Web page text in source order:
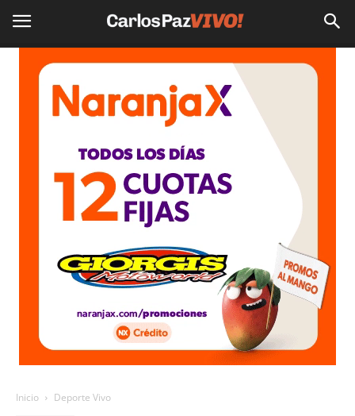
Inicio Deporte Vivo